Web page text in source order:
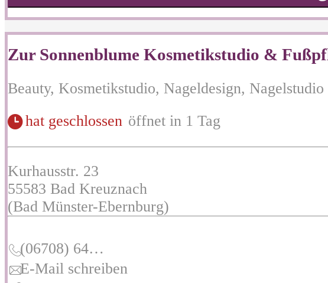
Zur Sonnenblume Kosmetikstudio &
Beauty, Kosmetikstudio, Nageldesign, Nagelstudio
hat geschlossen öffnet in 1 Tag
Kurhausstr. 23
55583 Bad Kreuznach
(Bad Münster-Ebernburg)
(06708) 64…
E-Mail schreiben